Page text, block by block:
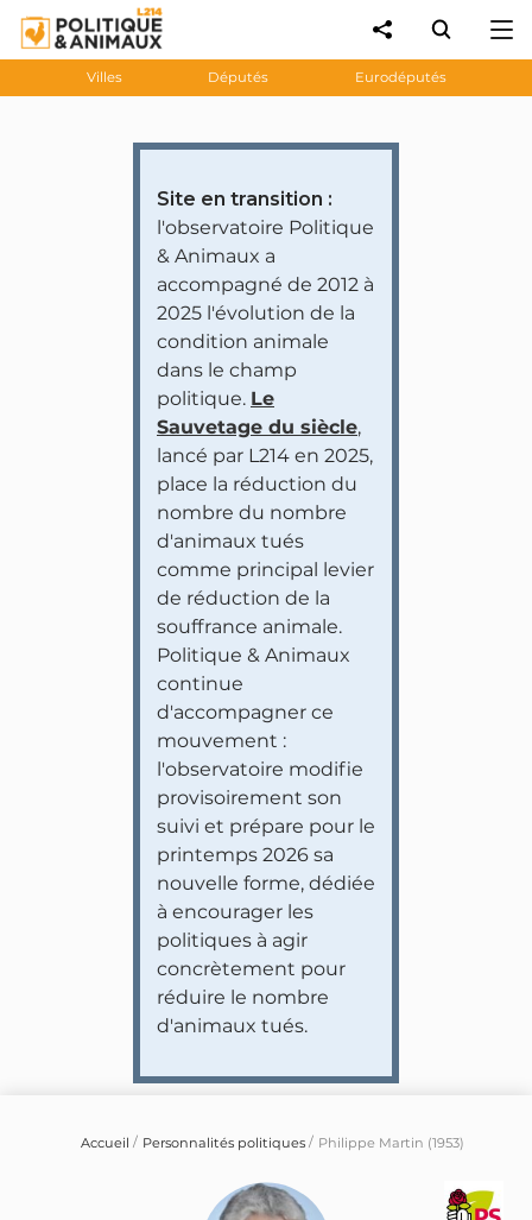
Villes Députés Eurodéputés
Site en transition :
l'observatoire Politique
& Animaux a
accompagné de 2012 à
2025 l'évolution de la
condition animale
dans le champ
politique. Le
Sauvetage du siècle,
lancé par L214 en 2025,
place la réduction du
nombre du nombre
d'animaux tués
comme principal levier
de réduction de la
souffrance animale.
Politique & Animaux
continue
d'accompagner ce
mouvement :
l'observatoire modifie
provisoirement son
suivi et prépare pour le
printemps 2026 sa
nouvelle forme, dédiée
à encourager les
politiques à agir
concrètement pour
réduire le nombre
d'animaux tués.
Accueil Personnalités politiques Philippe Martin (1953)